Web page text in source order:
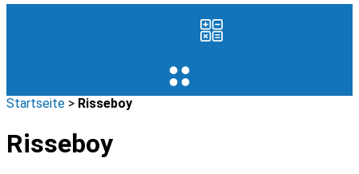
Startseite > Risseboy
Risseboy